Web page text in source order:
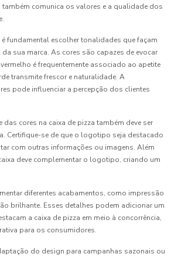
também comunica os valores e a qualidade dos
fundamental escolher tonalidades que façam
sua marca. As cores são capazes de evocar
é frequentemente associado ao apetite
transmite frescor e naturalidade. A
pode influenciar a percepção dos clientes
cores na caixa de pizza também deve ser
Certifique-se de que o logotipo seja destacado
com outras informações ou imagens. Além
deve complementar o logotipo, criando um
diferentes acabamentos, como impressão
brilhante. Esses detalhes podem adicionar um
a caixa de pizza em meio à concorrência,
para os consumidores.
do design para campanhas sazonais ou